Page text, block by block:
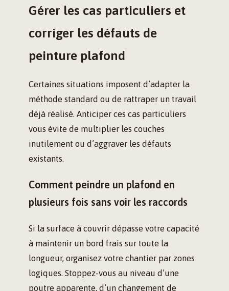
Gérer les cas particuliers et
corriger les défauts de
peinture plafond
Certaines situations imposent d’adapter la
méthode standard ou de rattraper un travail
déjà réalisé. Anticiper ces cas particuliers
vous évite de multiplier les couches
inutilement ou d’aggraver les défauts
existants.
Comment peindre un plafond en
plusieurs fois sans voir les raccords
Si la surface à couvrir dépasse votre capacité
à maintenir un bord frais sur toute la
longueur, organisez votre chantier par zones
logiques. Stoppez-vous au niveau d’une
poutre apparente, d’un changement de